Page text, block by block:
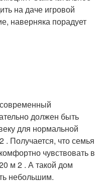
на даче игровой
наверняка порадует
должен быть
для нормальной
. Получается, что семья
чувствовать в
м 2 . А такой дом
небольшим.